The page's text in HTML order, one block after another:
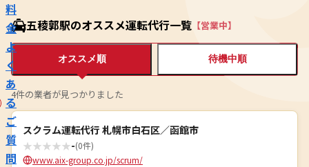
料
金
よ
く
あ
る
ご
質
問
五稜郭駅のオススメ運転代行一覧 【営業中】
オススメ順 待機中順
4件の業者が見つかりました
スクラム運転代行 札幌市白石区／函館市
★★★★★-(0件)
www.aix-group.co.jp/scrum/